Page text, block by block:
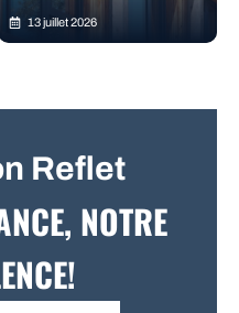
13 juillet 2026
Reflet
NOTRE